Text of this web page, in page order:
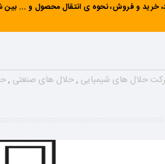
خرید و فروش، نحوه ی انتقال محصول و ... بین
حلال های شیمیایی ,حلال های صنعتی ,